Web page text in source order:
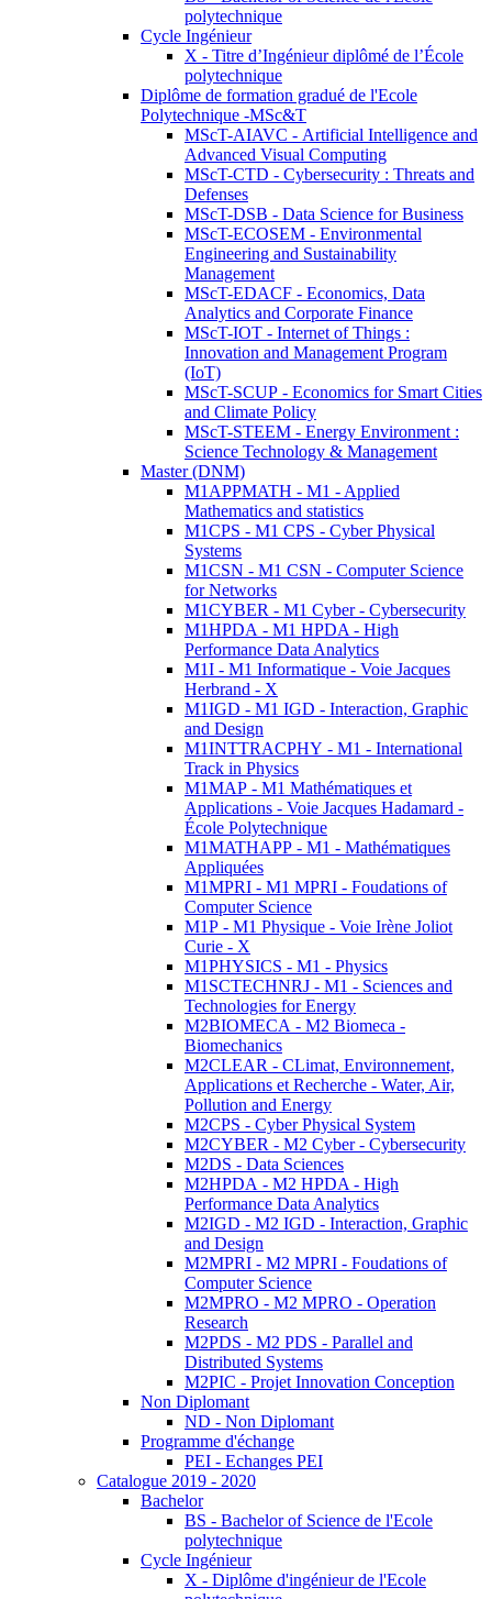
polytechnique
Cycle Ingénieur
X - Titre d’Ingénieur diplômé de l’École
polytechnique
Diplôme de formation gradué de l'Ecole
Polytechnique -MSc&T
MScT-AIAVC - Artificial Intelligence and
Advanced Visual Computing
MScT-CTD - Cybersecurity : Threats and
Defenses
MScT-DSB - Data Science for Business
MScT-ECOSEM - Environmental
Engineering and Sustainability
Management
MScT-EDACF - Economics, Data
Analytics and Corporate Finance
MScT-IOT - Internet of Things :
Innovation and Management Program
(IoT)
MScT-SCUP - Economics for Smart Cities
and Climate Policy
MScT-STEEM - Energy Environment :
Science Technology & Management
Master (DNM)
M1APPMATH - M1 - Applied
Mathematics and statistics
M1CPS - M1 CPS - Cyber Physical
Systems
M1CSN - M1 CSN - Computer Science
for Networks
M1CYBER - M1 Cyber - Cybersecurity
M1HPDA - M1 HPDA - High
Performance Data Analytics
M1I - M1 Informatique - Voie Jacques
Herbrand - X
M1IGD - M1 IGD - Interaction, Graphic
and Design
M1INTTRACPHY - M1 - International
Track in Physics
M1MAP - M1 Mathématiques et
Applications - Voie Jacques Hadamard -
École Polytechnique
M1MATHAPP - M1 - Mathématiques
Appliquées
M1MPRI - M1 MPRI - Foudations of
Computer Science
M1P - M1 Physique - Voie Irène Joliot
Curie - X
M1PHYSICS - M1 - Physics
M1SCTECHNRJ - M1 - Sciences and
Technologies for Energy
M2BIOMECA - M2 Biomeca -
Biomechanics
M2CLEAR - CLimat, Environnement,
Applications et Recherche - Water, Air,
Pollution and Energy
M2CPS - Cyber Physical System
M2CYBER - M2 Cyber - Cybersecurity
M2DS - Data Sciences
M2HPDA - M2 HPDA - High
Performance Data Analytics
M2IGD - M2 IGD - Interaction, Graphic
and Design
M2MPRI - M2 MPRI - Foudations of
Computer Science
M2MPRO - M2 MPRO - Operation
Research
M2PDS - M2 PDS - Parallel and
Distributed Systems
M2PIC - Projet Innovation Conception
Non Diplomant
ND - Non Diplomant
Programme d'échange
PEI - Echanges PEI
Catalogue 2019 - 2020
Bachelor
BS - Bachelor of Science de l'Ecole
polytechnique
Cycle Ingénieur
X - Diplôme d'ingénieur de l'Ecole